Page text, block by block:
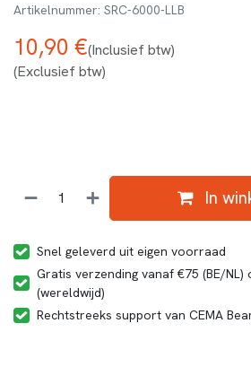
SRC-6000-LLB
10,90 €(Inclusief btw)
(Exclusief btw)
In
Snel geleverd uit eigen voorraad
Gratis verzending vanaf €75 (BE/NL)
(wereldwijd)
Rechtstreeks support van CEMA